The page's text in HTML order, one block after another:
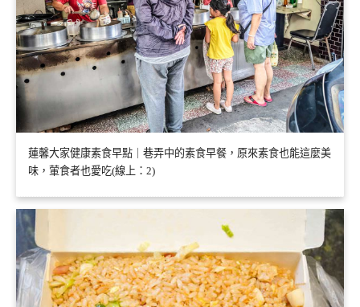
蓮馨大家健康素食早點｜巷弄中的素食早餐，原來素食也能這麼美
味，葷食者也愛吃(線上：2)